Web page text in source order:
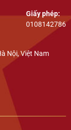
Giấy phép:
0108142786
Nội, Việt Nam